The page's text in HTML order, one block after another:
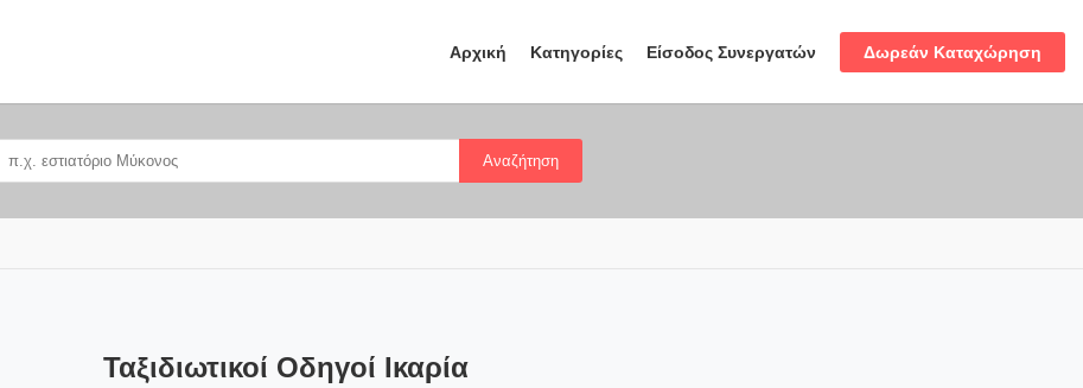
Αρχική Κατηγορίες Είσοδος Συνεργατών Δωρεάν Καταχώρηση
Αναζήτηση
Ταξιδιωτικοί Οδηγοί Ικαρία